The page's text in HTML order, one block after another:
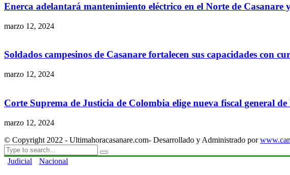
Enerca adelantará mantenimiento eléctrico en el Norte de Casanare
marzo 12, 2024
Soldados campesinos de Casanare fortalecen sus capacidades con
marzo 12, 2024
Corte Suprema de Justicia de Colombia elige nueva fiscal general
marzo 12, 2024
© Copyright 2022 - Ultimahoracasanare.com- Desarrollado y Administrado por
Judicial Nacional